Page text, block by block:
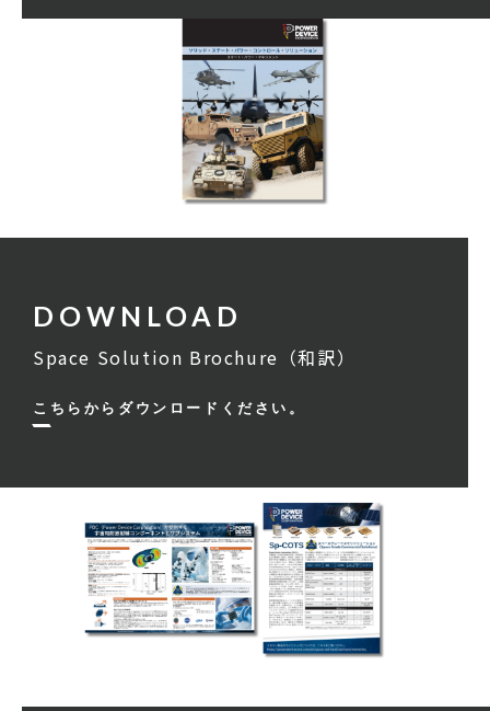
Space Solution Brochure（和訳）
こちらからダウンロードください。